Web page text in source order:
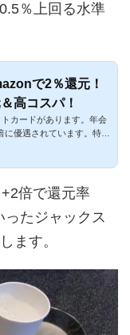
％上回る水準
で2％還元！
高コスパ！
カードがあります。年会
優遇されています。特に
倍で還元率
ったジャックス
ます。